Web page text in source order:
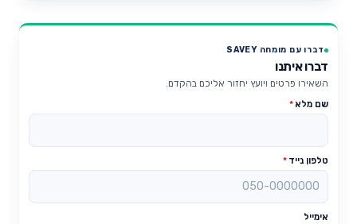
דברו עם מומחה SAVEY
דברו איתנו
השאירו פרטים ויועץ יחזור אליכם בהקדם.
שם מלא*
טלפון נייד *
אימייל